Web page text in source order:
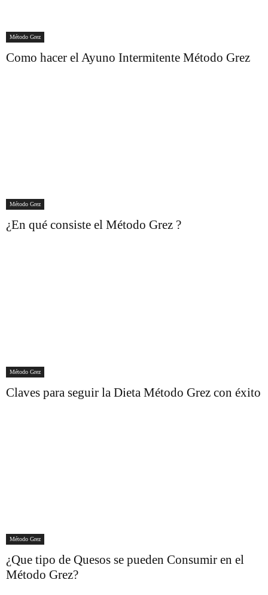
Método Grez
Como hacer el Ayuno Intermitente Método Grez
Método Grez
¿En qué consiste el Método Grez ?
Método Grez
Claves para seguir la Dieta Método Grez con éxito
Método Grez
¿Que tipo de Quesos se pueden Consumir en el
Método Grez?